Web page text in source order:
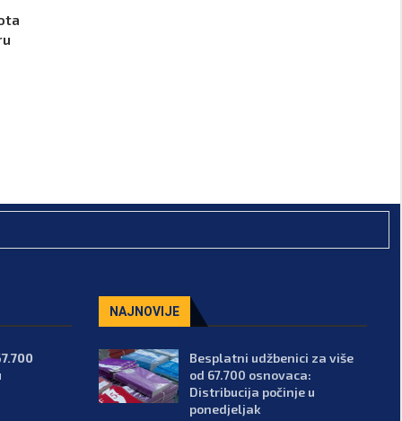
NAJNOVIJE
Besplatni udžbenici za više
od 67.700 osnovaca:
Distribucija počinje u
ponedjeljak